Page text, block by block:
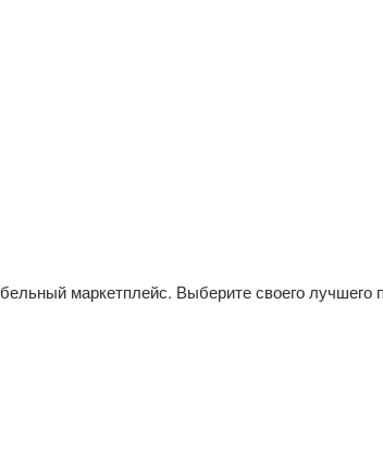
маркетплейс. Выберите своего лучшего